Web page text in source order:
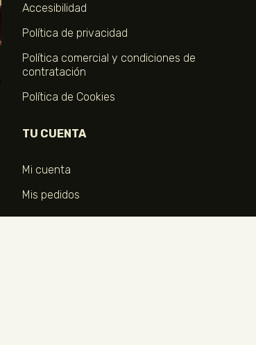
Accesibilidad
Política de privacidad
Política comercial y condiciones de
contratación
Política de Cookies
TU CUENTA
Mi cuenta
Mis pedidos